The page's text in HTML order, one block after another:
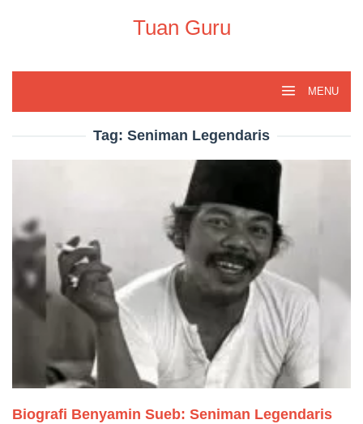
Tuan Guru
MENU
Tag: Seniman Legendaris
Biografi Benyamin Sueb: Seniman Legendaris